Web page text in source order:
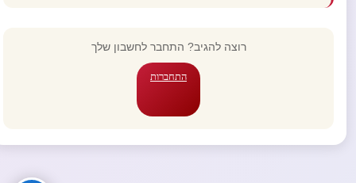
רוצה להגיב? התחבר לחשבון שלך
התחברות